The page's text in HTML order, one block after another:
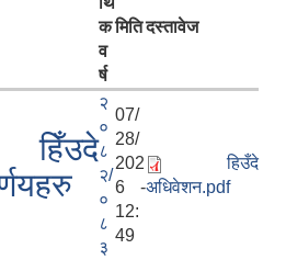
क
व
र्ष
मितिदस्तावेज
२
०
८
२/
०
८
३
07/
28/
202
6 -
12:
49
हिउँदे
अधिवेशन.pdf